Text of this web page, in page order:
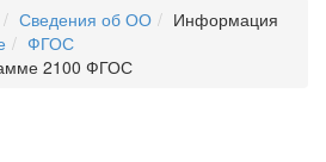
Сведения об ОО
Информация
ФГОС
2100 ФГОС